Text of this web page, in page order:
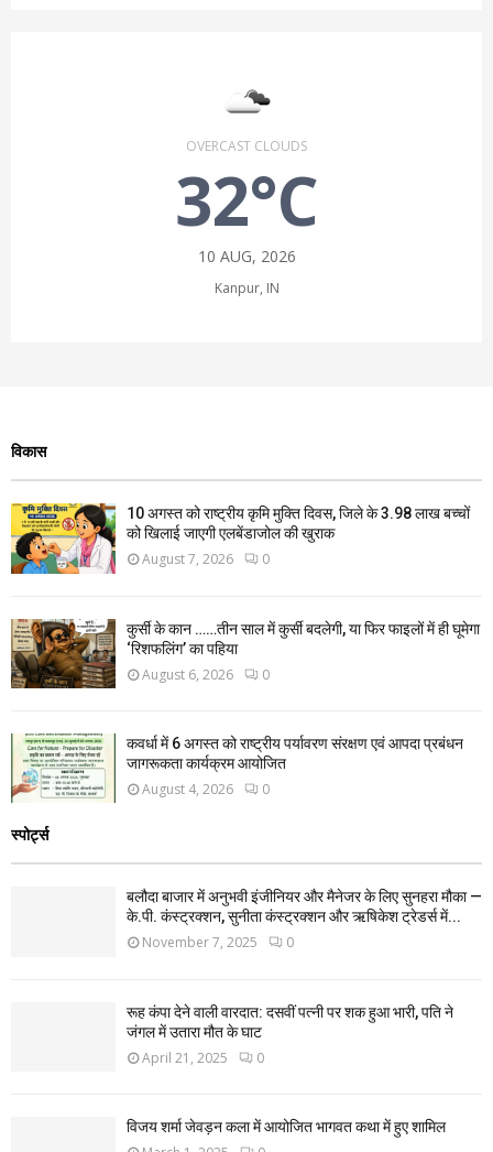
OVERCAST CLOUDS
32°C
10 AUG, 2026
Kanpur, IN
विकास
10 अगस्त को राष्ट्रीय कृमि मुक्ति दिवस, जिले के 3.98 लाख बच्चों
को खिलाई जाएगी एलबेंडाजोल की खुराक
August 7, 2026 0
कुर्सी के कान ……तीन साल में कुर्सी बदलेगी, या फिर फाइलों में ही घूमेगा
‘रिशफलिंग’ का पहिया
August 6, 2026 0
कवर्धा में 6 अगस्त को राष्ट्रीय पर्यावरण संरक्षण एवं आपदा प्रबंधन
जागरूकता कार्यक्रम आयोजित
August 4, 2026 0
स्पोर्ट्स
बलौदा बाजार में अनुभवी इंजीनियर और मैनेजर के लिए सुनहरा मौका —
के.पी. कंस्ट्रक्शन, सुनीता कंस्ट्रक्शन और ऋषिकेश ट्रेडर्स में...
November 7, 2025 0
रूह कंपा देने वाली वारदात: दसवीं पत्नी पर शक हुआ भारी, पति ने
जंगल में उतारा मौत के घाट
April 21, 2025 0
विजय शर्मा जेवड़न कला में आयोजित भागवत कथा में हुए शामिल